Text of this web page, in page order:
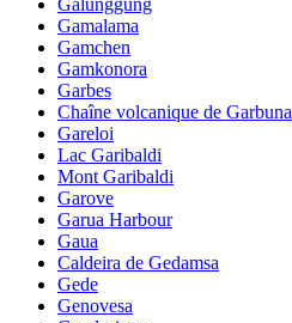
Gamalama
Gamchen
Gamkonora
Garbes
Chaîne volcanique de Garbuna
Gareloi
Lac Garibaldi
Mont Garibaldi
Garove
Garua Harbour
Gaua
Caldeira de Gedamsa
Gede
Genovesa